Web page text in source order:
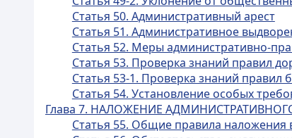
Статья 50. Административный арест
Статья 51. Административное
Статья 52. Меры административно-
Статья 53. Проверка знаний правил
Статья 53-1. Проверка знаний
Статья 54. Установление особых
Глава 7. НАЛОЖЕНИЕ
Статья 55. Общие правила наложения